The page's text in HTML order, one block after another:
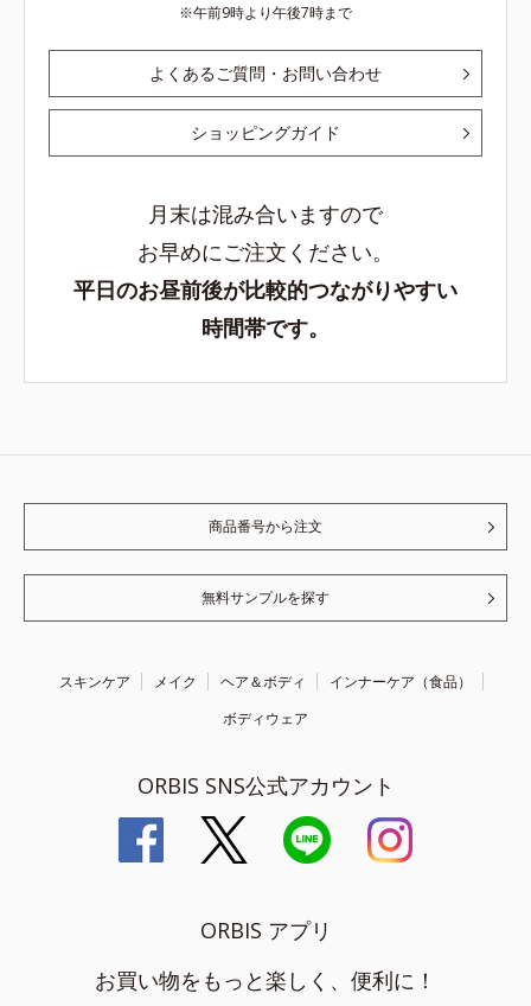
午前9時より午後7時まで
よくあるご質問・お問い合わせ
ショッピングガイド
月末は混み合いますので
お早めにご注文ください。
平日のお昼前後が比較的つながりやすい
時間帯です。
商品番号から注文
無料サンプルを探す
スキンケア メイク ヘア＆ボディ
インナーケア（食品）
ボディウェア
ORBIS SNS公式アカウント
ORBIS アプリ
お買い物をもっと楽しく、便利に！